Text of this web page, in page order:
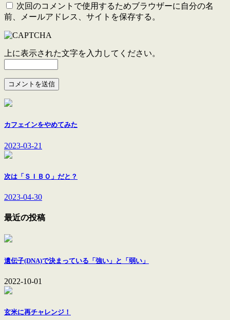
次回のコメントで使用するためブラウザーに自分の名
前、メールアドレス、サイトを保存する。
上に表示された文字を入力してください。
カフェインをやめてみた
2023-03-21
次は「ＳＩＢＯ」だと？
2023-04-30
最近の投稿
遺伝子(DNA)で決まっている「強い」と「弱い」
2022-10-01
玄米に再チャレンジ！